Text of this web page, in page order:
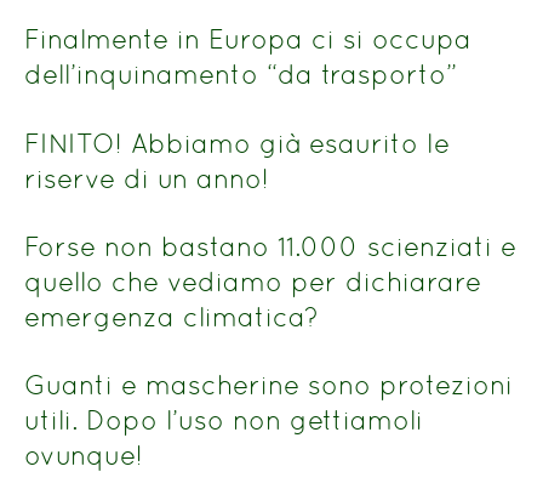
Finalmente in Europa ci si occupa
dell’inquinamento “da trasporto”
FINITO! Abbiamo già esaurito le
riserve di un anno!
Forse non bastano 11.000 scienziati e
quello che vediamo per dichiarare
emergenza climatica?
Guanti e mascherine sono protezioni
utili. Dopo l’uso non gettiamoli
ovunque!